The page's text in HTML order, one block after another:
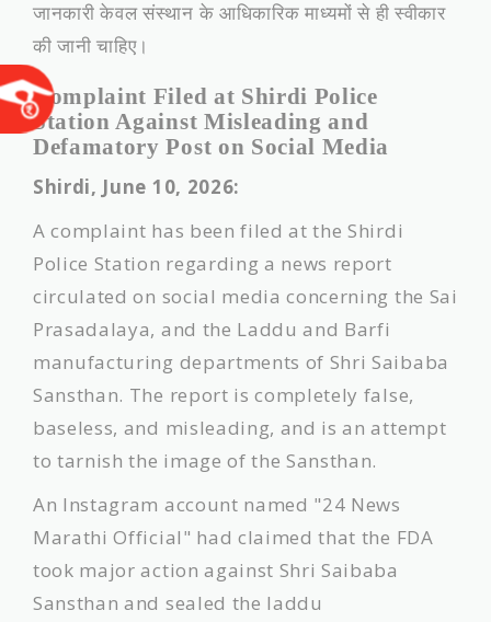
जानकारी केवल संस्थान के आधिकारिक माध्यमों से ही स्वीकार
की जानी चाहिए।
Complaint Filed at Shirdi Police
Station Against Misleading and
Defamatory Post on Social Media
Shirdi, June 10, 2026:
A complaint has been filed at the Shirdi
Police Station regarding a news report
circulated on social media concerning the Sai
Prasadalaya, and the Laddu and Barfi
manufacturing departments of Shri Saibaba
Sansthan. The report is completely false,
baseless, and misleading, and is an attempt
to tarnish the image of the Sansthan.
​An Instagram account named "24 News
Marathi Official" had claimed that the FDA
took major action against Shri Saibaba
Sansthan and sealed the laddu